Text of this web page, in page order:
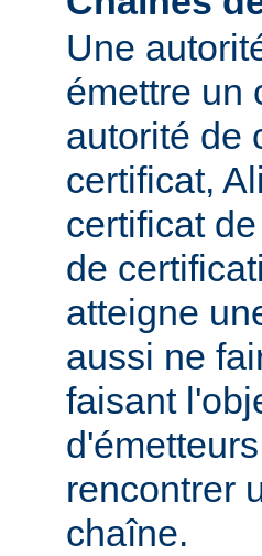
Une
émettre un
autorité de
certificat,
certificat
de
atteigne
aussi ne
faisant
rencontrer
chaîne.